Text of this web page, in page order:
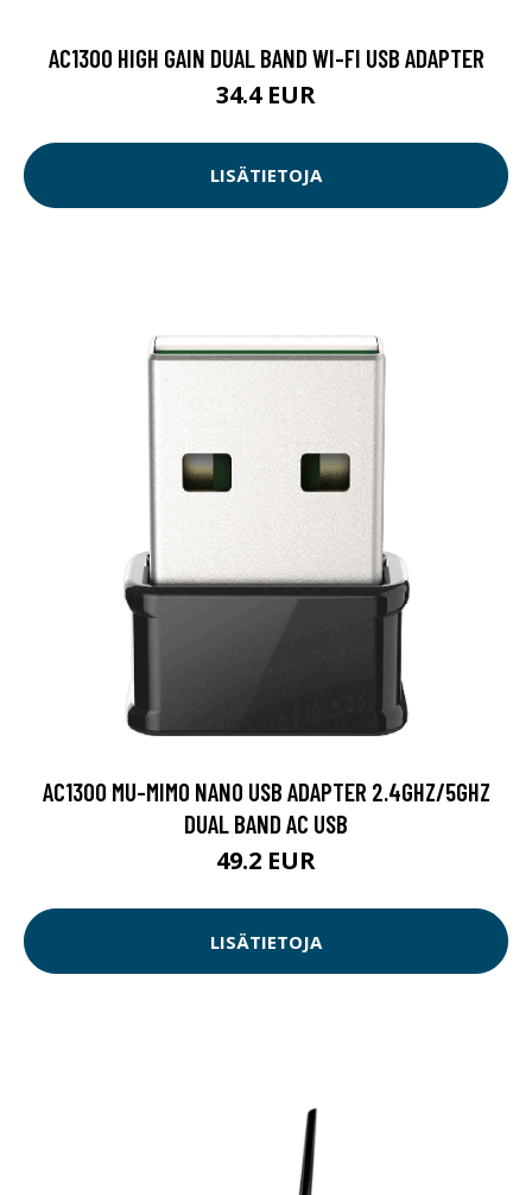
AC1300 HIGH GAIN DUAL BAND WI-FI USB ADAPTER
34.4 EUR
LISÄTIETOJA
AC1300 MU-MIMO NANO USB ADAPTER 2.4GHZ/5GHZ
DUAL BAND AC USB
49.2 EUR
LISÄTIETOJA